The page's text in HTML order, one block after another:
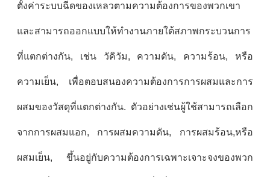
ตั้งค่าระบบฉีดของเหลวตามความต้องการของพวกเขา
และสามารถออกแบบให้ทํางานภายใต้สภาพกระบวนการ
ที่แตกต่างกัน, เช่น วัคิวัม, ความดัน, ความร้อน, หรือ
ความเย็น, เพื่อตอบสนองความต้องการการผสมและการ
ผสมของวัสดุที่แตกต่างกัน. ตัวอย่างเช่นผู้ใช้สามารถเลือก
จากการผสมแอก, การผสมความดัน, การผสมร้อน,หรือ
ผสมเย็น, ขึ้นอยู่กับความต้องการเฉพาะเจาะจงของพวก